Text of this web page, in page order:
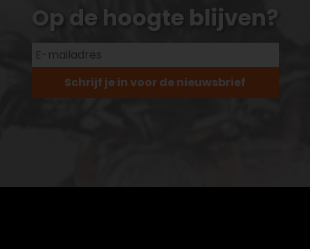
Op de hoogte blijven?
Schrijf je in voor de nieuwsbrief